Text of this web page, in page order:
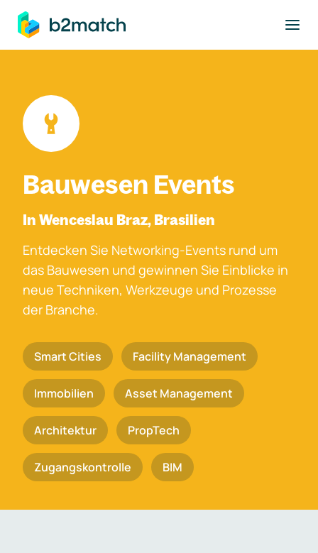
springen
Bauwesen Events
In Wenceslau Braz, Brasilien
Entdecken Sie Networking-Events rund um
das Bauwesen und gewinnen Sie Einblicke in
neue Techniken, Werkzeuge und Prozesse
der Branche.
Smart Cities Facility Management
Immobilien Asset Management
Architektur PropTech
Zugangskontrolle BIM